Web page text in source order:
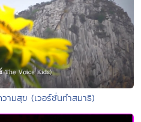
ามสุข (เวอร์ชั่นทำสมาธิ)